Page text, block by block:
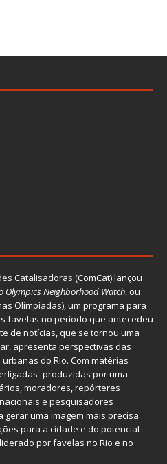
Catalisadoras (ComCat) lançou
Olympics Neighborhood Watch, ou
Olimpíadas), um programa para
favelas no período que antecedeu
de notícias, que se tornou uma
apresenta perspectivas das
do Rio. Com matérias
por uma
moradores, repórteres
e pesquisadores
uma imagem mais precisa
para a cidade e do potencial
por favelas no Rio e no